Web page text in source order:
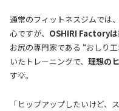
通常のフィットネスジムでは
心ですが、 OSHIRI Factoryは
お尻の専門家である “おしり
いたトレーニングで、 理想の
す💡。
「ヒップアップしたいけど、